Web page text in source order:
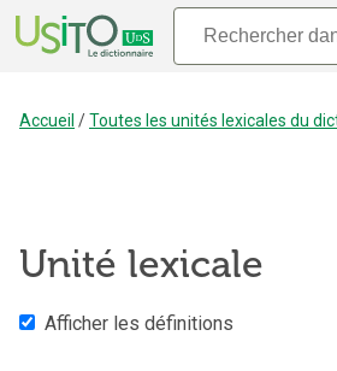
Accueil /Toutes les unités lexicales du
Unité lexicale
Afficher les définitions